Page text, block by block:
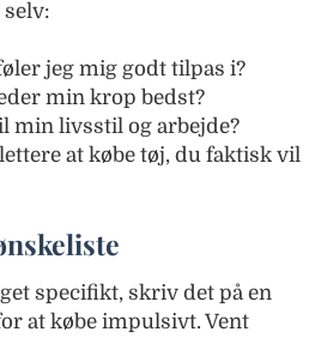
selv:
jeg mig godt tilpas i?
min krop bedst?
min livsstil og arbejde?
at købe tøj, du faktisk vil
specifikt, skriv det på en
at købe impulsivt. Vent